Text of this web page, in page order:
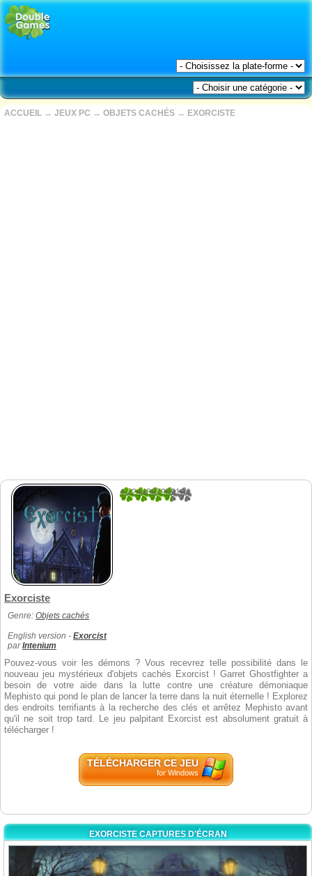
ACCUEIL → JEUX PC → OBJETS CACHÉS → EXORCISTE
4.2244897959184
Exorciste
Genre: Objets cachés
English version - Exorcist
parIntenium
Pouvez-vous voir les démons ? Vous recevrez telle possibilité dans le
nouveau jeu mystérieux d'objets cachés Exorcist ! Garret Ghostfighter a
besoin de votre aide dans la lutte contre une créature démoniaque
Mephisto qui pond le plan de lancer la terre dans la nuit éternelle ! Explorez
des endroits terrifiants à la recherche des clés et arrêtez Mephisto avant
qu'il ne soit trop tard. Le jeu palpitant Exorcist est absolument gratuit à
télécharger !
TÉLÉCHARGER CE JEU
for Windows
EXORCISTE CAPTURES D'ÉCRAN